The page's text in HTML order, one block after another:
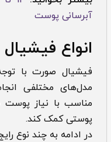
آبرسانی پوست
انواع
فیشیال صورت با
مدل‌های مختلفی
مناسب با نیاز
پوستی کمک کند.
در ادامه به چند نوع